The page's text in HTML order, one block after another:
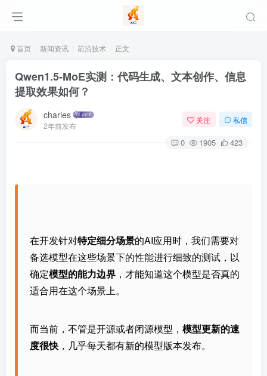
首页 新闻资讯 前沿技术 正文
Qwen1.5-MoE实测：代码生成、文本创作、信息
提取效果如何？
charles
2年前发布
关注 私信
0 1905 423
在开发针对特定细分场景的AI应用时，我们需要对
备选模型在这些场景下的性能进行细致的测试，以
确定模型的能力边界 ，才能知道这个模型是否真的
适合用在这个场景上。
而当前，不管是开源或者闭源模型， 模型更新的速
度很快 ，几乎每天都有新的模型版本发布。